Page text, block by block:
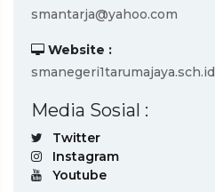
smantarja@yahoo.com
Website :
smanegeri1tarumajaya.sch.id
Media Sosial :
Twitter
Instagram
Youtube